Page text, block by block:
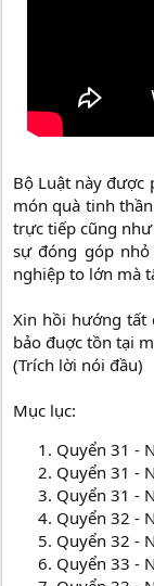
Bộ Luật này được
món quà tinh
trực tiếp cũng
sự đóng góp
nghiệp to lớn mà
Xin hồi hướng tất
bảo đuợc tồn tại
(Trích lời nói đầu)
Mục lục:
Quyển 31 -
Quyển 31 -
Quyển 31 -
Quyển 32 -
Quyển 32 -
Quyển 33 -